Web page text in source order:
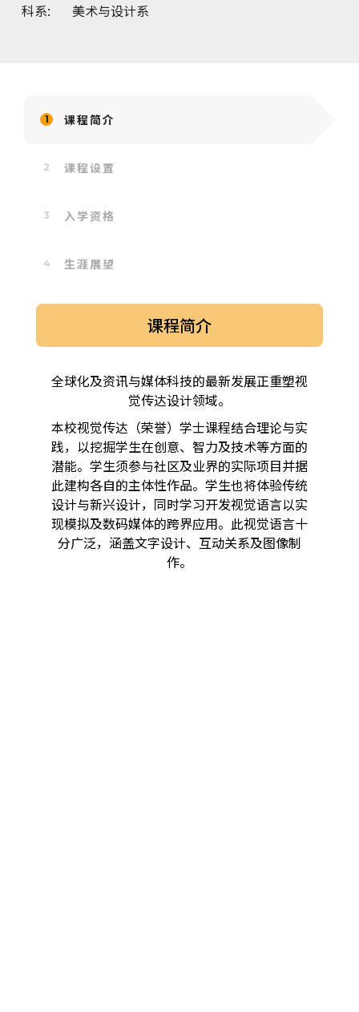
科系: 美术与设计系
课程简介
课程设置
入学资格
生涯展望
课程简介
全球化及资讯与媒体科技的最新发展正重塑视
觉传达设计领域。
本校视觉传达（荣誉）学士课程结合理论与实
践，以挖掘学生在创意、智力及技术等方面的
潜能。学生须参与社区及业界的实际项目并据
此建构各自的主体性作品。学生也将体验传统
设计与新兴设计，同时学习开发视觉语言以实
现模拟及数码媒体的跨界应用。此视觉语言十
分广泛，涵盖文字设计、互动关系及图像制
作。